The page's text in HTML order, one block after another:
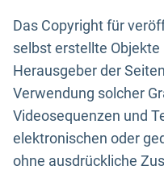
Das Copyright für
selbst erstellte
Herausgeber der
Verwendung solcher
Videosequenzen und
elektronischen oder
ohne ausdrückliche